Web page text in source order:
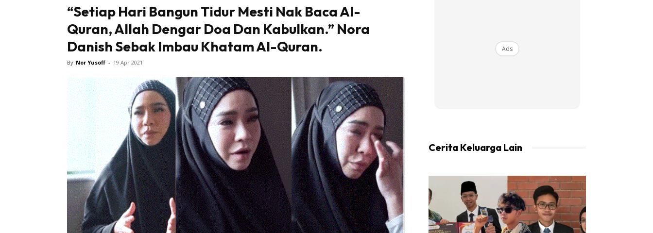
“Setiap Hari Bangun Tidur Mesti Nak Baca Al-
Quran, Allah Dengar Doa Dan Kabulkan.” Nora
Danish Sebak Imbau Khatam Al-Quran.
By Nor Yusoff - 19 Apr 2021
Ads
Cerita Keluarga Lain